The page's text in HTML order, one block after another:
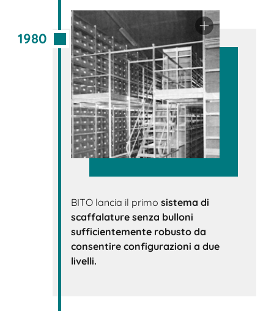
1980
BITO lancia il primosistema di
scaffalature senza bulloni
sufficientemente robusto da
consentireconfigurazioni a due
livelli.